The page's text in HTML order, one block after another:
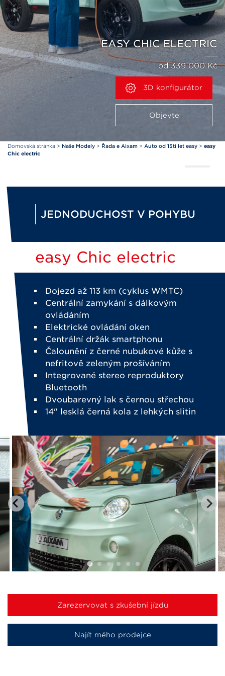
EASY CHIC ELECTRIC
od 339 000 Kč
3D konfigurátor
Objevte
Domovská stránka > Naše Modely > Řada e Aixam > Auto od 15ti let easy > easy
Chic electric
JEDNODUCHOST V POHYBU
easy Chic electric
Dojezd až 113 km (cyklus WMTC)
Centrální zamykání s dálkovým
ovládáním
Elektrické ovládání oken
Centrální držák smartphonu
Čalounění z černé nubukové kůže s
nefritově zeleným prošíváním
Integrované stereo reproduktory
Bluetooth
Dvoubarevný lak s černou střechou
14" lesklá černá kola z lehkých slitin
Zarezervovat s zkušební jízdu
Najít mého prodejce